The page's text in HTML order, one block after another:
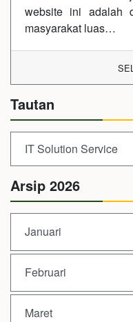
website ini adalah
masyarakat luas…
Tautan
IT Solution Service
Arsip 2026
Januari
Februari
Maret